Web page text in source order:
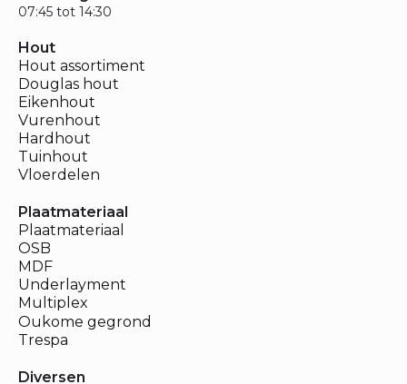
07:45 tot 14:30
Hout
Hout assortiment
Douglas hout
Eikenhout
Vurenhout
Hardhout
Tuinhout
Vloerdelen
Plaatmateriaal
Plaatmateriaal
OSB
MDF
Underlayment
Multiplex
Oukome gegrond
Trespa
Diversen